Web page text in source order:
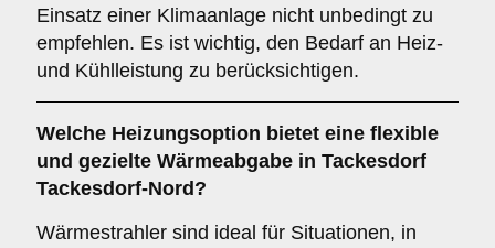
Einsatz einer Klimaanlage nicht unbedingt zu
empfehlen. Es ist wichtig, den Bedarf an Heiz-
und Kühlleistung zu berücksichtigen.
Welche Heizungsoption bietet eine flexible
und gezielte Wärmeabgabe in Tackesdorf
Tackesdorf-Nord?
Wärmestrahler sind ideal für Situationen, in